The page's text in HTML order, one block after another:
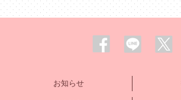
お知らせ